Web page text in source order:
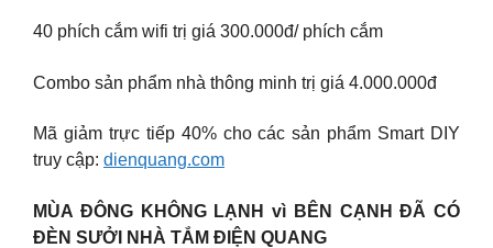
40 phích cắm wifi trị giá 300.000đ/ phích cắm
Combo sản phẩm nhà thông minh trị giá 4.000.000đ
Mã giảm trực tiếp 40% cho các sản phẩm Smart DIY
truy cập: dienquang.com
MÙA ĐÔNG KHÔNG LẠNH vì BÊN CẠNH ĐÃ CÓ
ĐÈN SƯỞI NHÀ TẮM ĐIỆN QUANG